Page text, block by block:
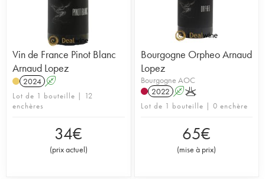
Vin de France Pinot Blanc
Arnaud Lopez
2024 A
Lot de 1 bouteille | 12
enchères
34€
(prix actuel)
Bourgogne Orpheo Arnaud
Lopez
Bourgogne AOC
2022 AK
Lot de 1 bouteille | 0 enchère
65€
(mise à prix)